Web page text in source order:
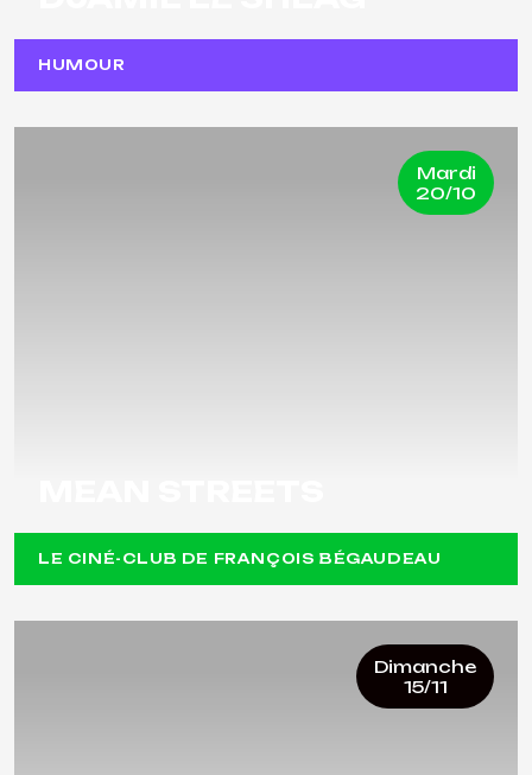
HUMOUR
Mardi
20/10
LE CINÉ-CLUB DE FRANÇOIS BÉGAUDEAU
Dimanche
15/11